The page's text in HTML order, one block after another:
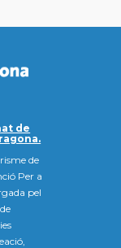
de
de
Per a
pel